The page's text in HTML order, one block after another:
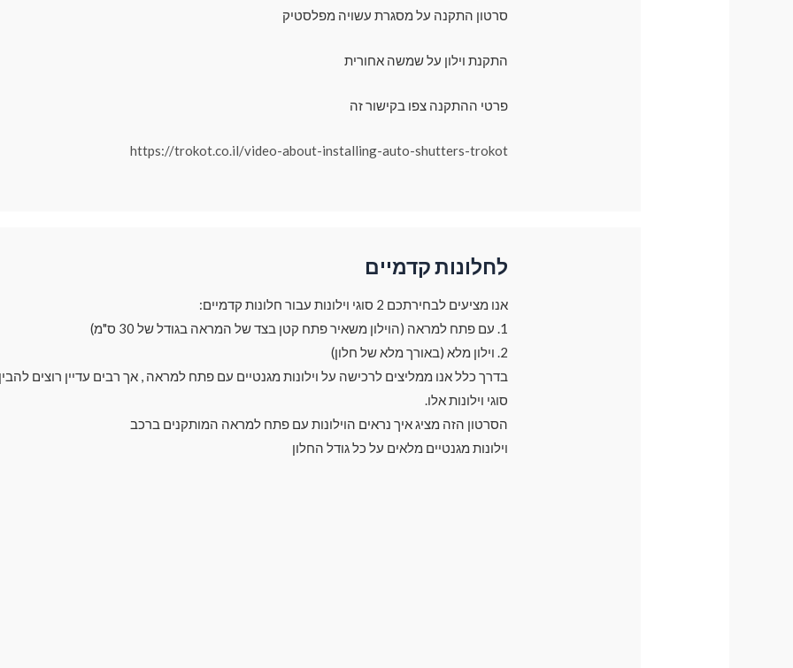
סרטון התקנה על מסגרת עשויה מפלסטיק
התקנת וילון על שמשה אחורית
פרטי ההתקנה צפו בקישור זה
https://trokot.co.il/video-about-installing-auto-shutters-trokot
לחלונות קדמיים
אנו מציעים לבחירתכם 2 סוגי וילונות עבור חלונות קדמיים:
1. עם פתח למראה (הוילון משאיר פתח קטן בצד של המראה בגודל של 30 ס"מ)
2. וילון מלא (באורך מלא של חלון)
סוגי וילונות אלו.
הסרטון הזה מציג איך נראים הוילונות עם פתח למראה המותקנים ברכב
וילונות מגנטיים מלאים על כל גודל החלון